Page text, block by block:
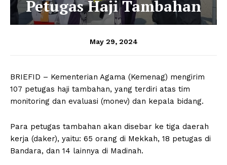
Petugas Haji Tambahan
May 29, 2024
BRIEFID – Kementerian Agama (Kemenag) mengirim
107 petugas haji tambahan, yang terdiri atas tim
monitoring dan evaluasi (monev) dan kepala bidang.
Para petugas tambahan akan disebar ke tiga daerah
kerja (daker), yaitu: 65 orang di Mekkah, 18 petugas di
Bandara, dan 14 lainnya di Madinah.